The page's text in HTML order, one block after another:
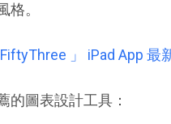
格。
FiftyThree 」 iPad App 最
的圖表設計工具：